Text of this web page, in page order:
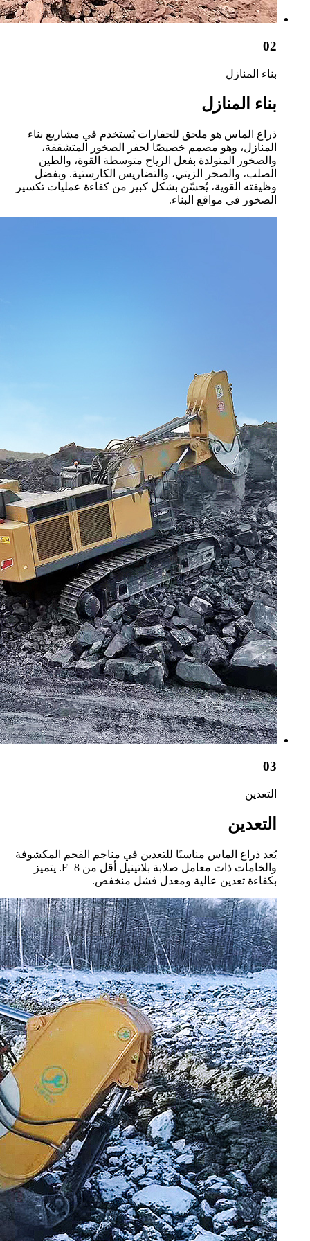
02
بناء المنازل
بناء المنازل
ذراع الماس هو ملحق للحفارات يُستخدم في مشاريع بناء
المنازل، وهو مصمم خصيصًا لحفر الصخور المتشققة،
والصخور المتولدة بفعل الرياح متوسطة القوة، والطين
الصلب، والصخر الزيتي، والتضاريس الكارستية. وبفضل
وظيفته القوية، يُحسّن بشكل كبير من كفاءة عمليات تكسير
الصخور في مواقع البناء.
03
التعدين
التعدين
يُعد ذراع الماس مناسبًا للتعدين في مناجم الفحم المكشوفة
والخامات ذات معامل صلابة بلاتينيل أقل من F=8. يتميز
بكفاءة تعدين عالية ومعدل فشل منخفض.